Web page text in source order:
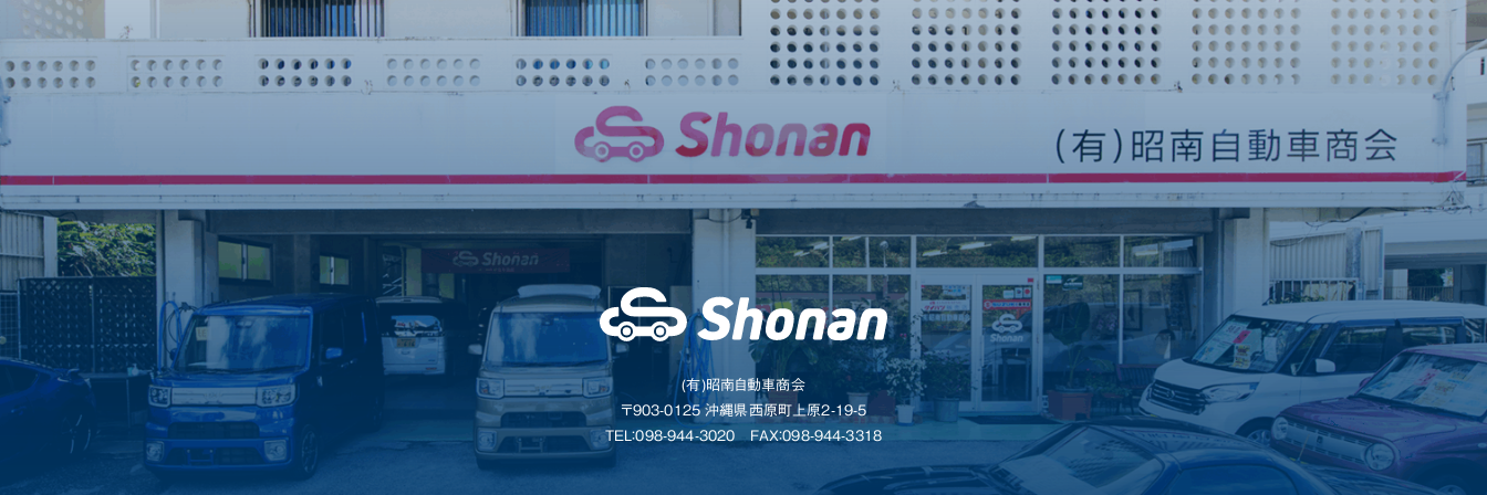
(有)昭南自動車商会
〒903-0125 沖縄県西原町上原2-19-5
TEL：098-944-3020
FAX：098-944-3318